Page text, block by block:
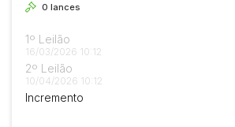
0 lances
1º Leilão
16/03/2026 10:12
2º Leilão
10/04/2026 10:12
Incremento